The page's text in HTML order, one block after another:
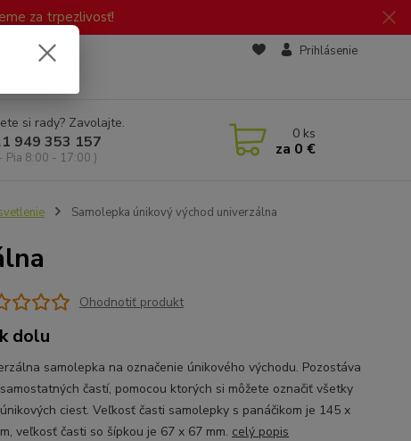
za trpezlivosť!
Prihlásenie
si rady? Zavolajte.
949 353 157
Pia 8:00 - 17:00 )
0 ks
za 0 €
Samolepka únikový východ univerzálna
Ohodnotiť produkt
dolu
samolepka na označenie únikového východu. Pozostáva
častí, pomocou ktorých si môžete označiť všetky
ciest. Veľkosť časti samolepky s panáčikom je 145 x
veľkosť časti so šípkou je 67 x 67 mm. celý popis